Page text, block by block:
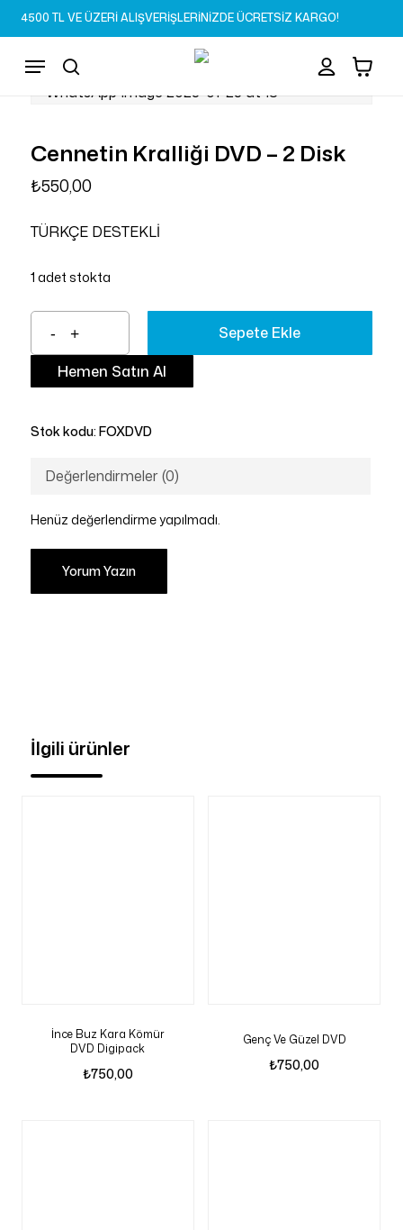
Skip
to
content
4500 TL VE ÜZERİ ALIŞVERİŞLERİNİZDE ÜCRETSİZ KARGO!
search
Menu Sepet Close
Cart
Cennetin Kralliği DVD – 2 Disk
₺550,00
TÜRKÇE DESTEKLİ
1 adet stokta
Sepete Ekle
Hemen Satın Al
Stok kodu: FOXDVD
Değerlendirmeler (0)
Henüz değerlendirme yapılmadı.
Yorum Yazın
İlgili ürünler
İnce Buz Kara Kömür
DVD Digipack
₺750,00
Genç Ve Güzel DVD
₺750,00